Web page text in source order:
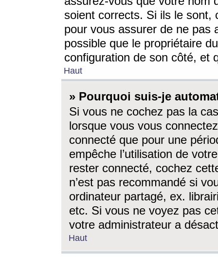
soient corrects. Si ils le sont,
pour vous assurer de ne pas
possible que le propriétaire
configuration de son côté, et
Haut
» Pourquoi suis-je
Si vous ne cochez pas la
lorsque vous vous
connecté que pour une
empêche l’utilisation de
rester connecté, cochez
n’est pas recommandé si
ordinateur partagé, ex.
etc. Si vous ne voyez pas
votre administrateur a
Haut